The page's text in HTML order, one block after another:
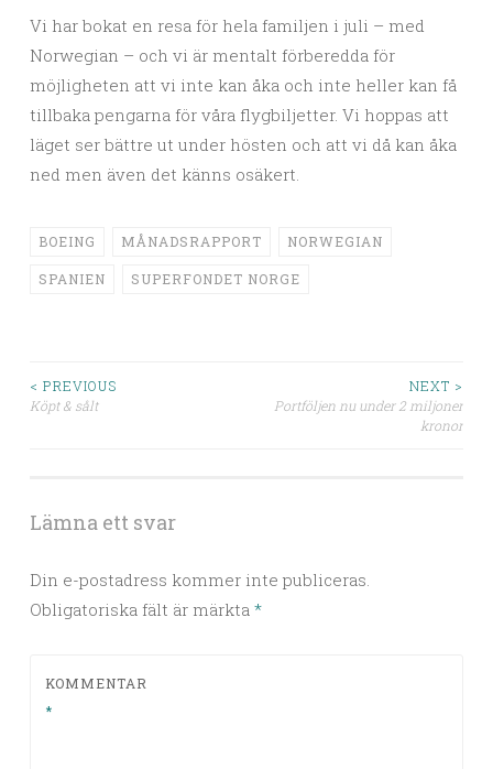
Vi har bokat en resa för hela familjen i juli – med
Norwegian – och vi är mentalt förberedda för
möjligheten att vi inte kan åka och inte heller kan få
tillbaka pengarna för våra flygbiljetter. Vi hoppas att
läget ser bättre ut under hösten och att vi då kan åka
ned men även det känns osäkert.
BOEING MÅNADSRAPPORT NORWEGIAN
SPANIEN SUPERFONDET NORGE
Post
< PREVIOUS
Köpt & sålt
NEXT >
Portföljen nu under 2 miljoner
kronor
Lämna ett svar
Din e-postadress kommer inte publiceras.
Obligatoriska fält är märkta *
KOMMENTAR
*